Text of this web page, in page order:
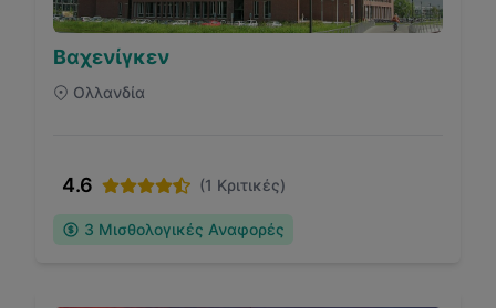
Βαχενίγκεν
Ολλανδία
4.6 (1 Κριτικές)
3 Μισθολογικές Αναφορές